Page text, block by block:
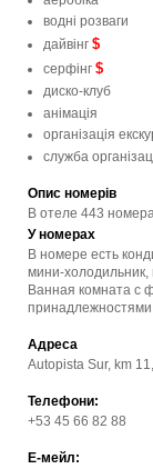
водні розваги
дайвінг $
серфінг $
диско-клуб
анімація
організація
служба
Опис номерів
В отеле 443
У номерах
В номере есть
мини-
Ванная комната с
Адреса
Autopista Sur, km
Телефони:
+53 45 66 82 88
Е-мейл: